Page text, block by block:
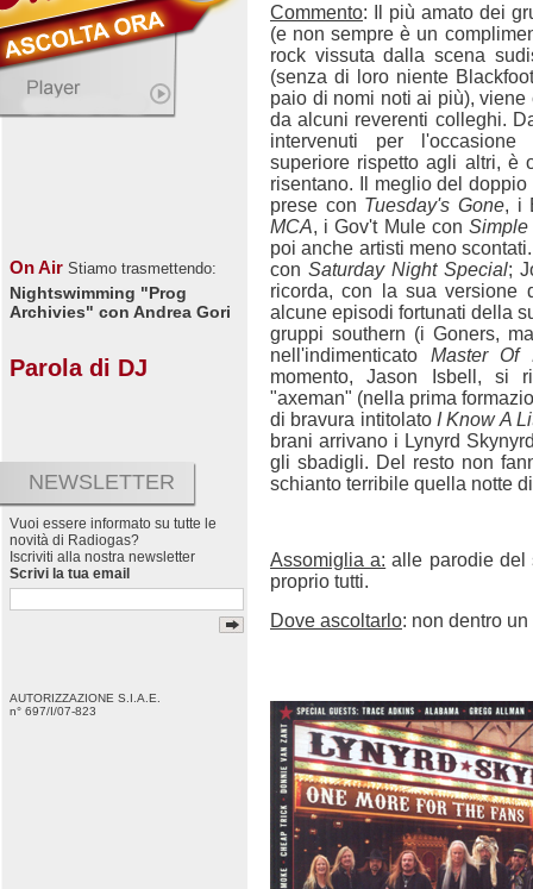
On Air Stiamo trasmettendo:
Nightswimming "Prog
Archivies" con Andrea Gori
Parola di DJ
NEWSLETTER
Vuoi essere informato su tutte le
novità di Radiogas?
Iscriviti alla nostra newsletter
Scrivi la tua email
AUTORIZZAZIONE S.I.A.E.
n° 697/I/07-823
Commento: Il più amato dei
(e non sempre è un
rock vissuta dalla scena
(senza di loro niente
paio di nomi noti ai più),
da alcuni reverenti colleghi.
intervenuti per
superiore rispetto agli altri, è
risentano. Il meglio del
prese con Tuesday's Gone, i
MCA, i Gov't Mule con Simple
poi anche artisti meno
con Saturday Night Special;
ricorda, con la sua versione
alcune episodi fortunati della
gruppi southern (i Goners,
nell'indimenticato Master Of
momento, Jason Isbell, si
"axeman" (nella prima
di bravura intitolato I Know A
brani arrivano i Lynyrd
gli sbadigli. Del resto non
schianto terribile quella notte
Assomiglia a: alle parodie del
proprio tutti.
Dove ascoltarlo: non dentro un